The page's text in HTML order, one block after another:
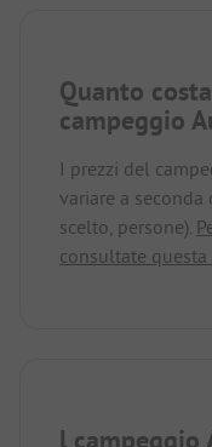
Quanto
campeggio
I prezzi del
variare a
scelto, persone).
consultate questa
l campeggio